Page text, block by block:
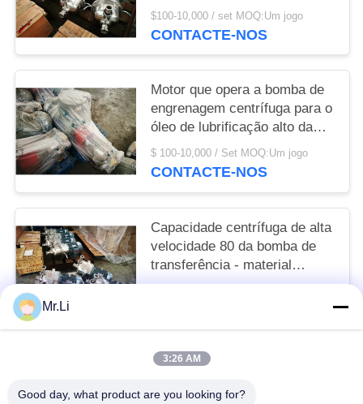
mistura centrífuga
$100-10,000 / set MOQ:Um jogo
CONTACTE-NOS
Motor que opera a bomba de
engrenagem centrífuga para o
óleo de lubrificação alto da
viscosidade
$ 100-10,000 / Set MOQ:Um jogo
CONTACTE-NOS
Capacidade centrífuga de alta
velocidade 80 da bomba de
transferência - material
180T/D de aço inoxidável
Mr.Li
3:26 AM
Good day, what product are you looking for?